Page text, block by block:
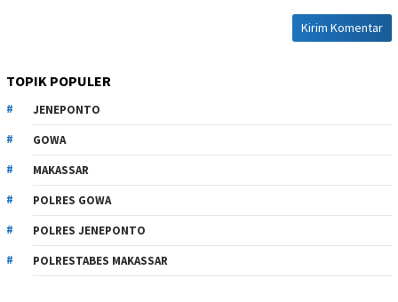
TOPIK POPULER
JENEPONTO
GOWA
MAKASSAR
POLRES GOWA
POLRES JENEPONTO
POLRESTABES MAKASSAR